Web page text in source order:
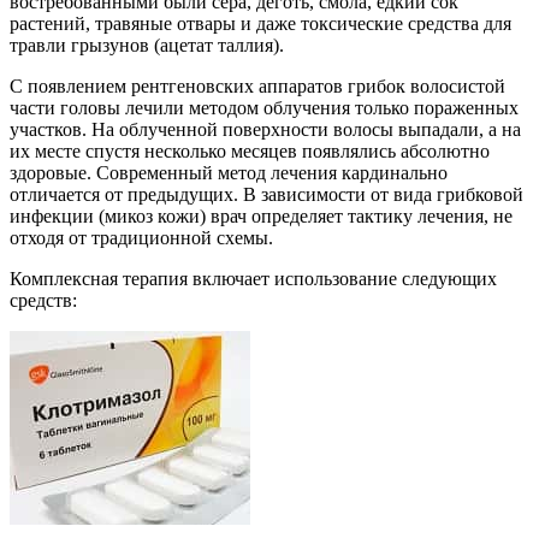
растений, травяные отвары и даже токсические средства для
травли грызунов (ацетат таллия).
С появлением рентгеновских аппаратов грибок волосистой
части головы лечили методом облучения только пораженных
участков. На облученной поверхности волосы выпадали, а на
их месте спустя несколько месяцев появлялись абсолютно
здоровые. Современный метод лечения кардинально
отличается от предыдущих. В зависимости от вида грибковой
инфекции (микоз кожи) врач определяет тактику лечения, не
отходя от традиционной схемы.
Комплексная терапия включает использование следующих
средств: